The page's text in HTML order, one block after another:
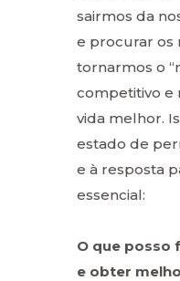
sairmos da
e procurar os
tornarmos o
competitivo e
vida melhor.
estado de
e à resposta
essencial:
O que posso
e obter